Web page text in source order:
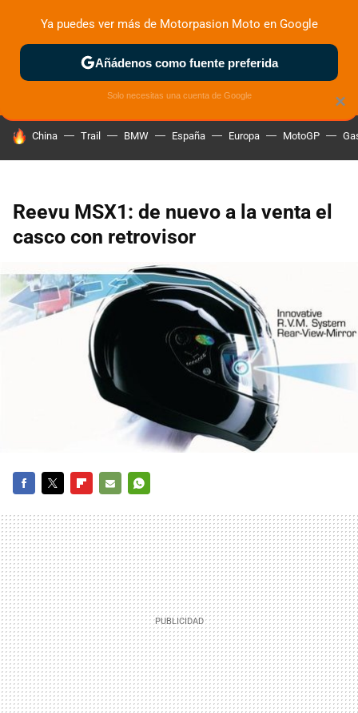
ZONA DE PRUEBAS DEPORTIVAS MOTOS ELÉCTRICAS
HOY SE HABLA DE
China Trail BMW España Europa MotoGP
Reevu MSX1: de nuevo a la venta el
casco con retrovisor
MAIL
×
Ya puedes ver más de Motorpasion Moto en Google
Añádenos como fuente preferida
Solo necesitas una cuenta de Google